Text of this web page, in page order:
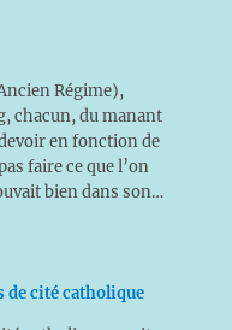
Régime),
chacun, du manant
en fonction de
faire ce que l’on
bien dans son…
de cité catholique